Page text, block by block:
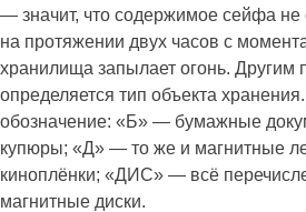
— значит, что содержимое сейфа не
на протяжении двух часов с
хранилища запылает огонь. Другим
определяется тип объекта
обозначение: «Б» — бумажные
купюры; «Д» — то же и магнитные
киноплёнки; «ДИС» — всё
магнитные диски.